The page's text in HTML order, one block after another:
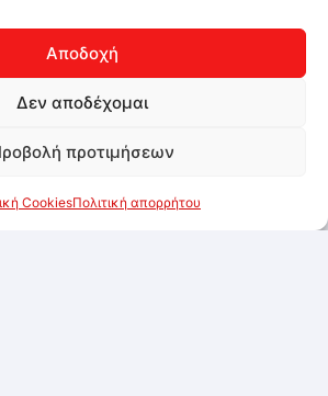
Αποδοχή
Δεν αποδέχομαι
προτιμήσεων
CookiesΠολιτική απορρήτου